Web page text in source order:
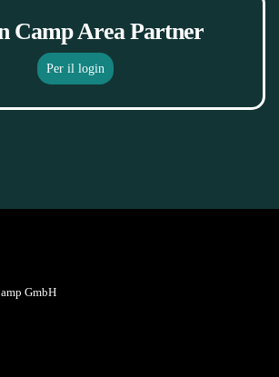
Camp Area Partner
Per il login
GmbH